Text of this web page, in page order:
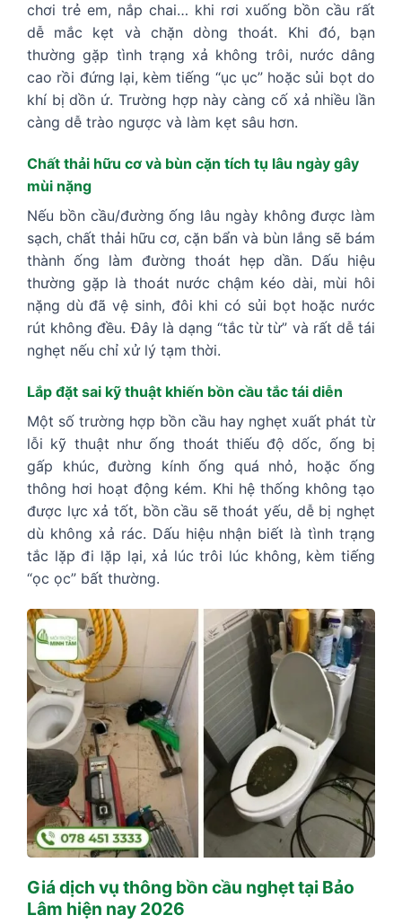
chơi trẻ em, nắp chai… khi rơi xuống bồn cầu rất
dễ mắc kẹt và chặn dòng thoát. Khi đó, bạn
thường gặp tình trạng xả không trôi, nước dâng
cao rồi đứng lại, kèm tiếng “ục ục” hoặc sủi bọt do
khí bị dồn ứ. Trường hợp này càng cố xả nhiều lần
càng dễ trào ngược và làm kẹt sâu hơn.
Chất thải hữu cơ và bùn cặn tích tụ lâu ngày gây
mùi nặng
Nếu bồn cầu/đường ống lâu ngày không được làm
sạch, chất thải hữu cơ, cặn bẩn và bùn lắng sẽ bám
thành ống làm đường thoát hẹp dần. Dấu hiệu
thường gặp là thoát nước chậm kéo dài, mùi hôi
nặng dù đã vệ sinh, đôi khi có sủi bọt hoặc nước
rút không đều. Đây là dạng “tắc từ từ” và rất dễ tái
nghẹt nếu chỉ xử lý tạm thời.
Lắp đặt sai kỹ thuật khiến bồn cầu tắc tái diễn
Một số trường hợp bồn cầu hay nghẹt xuất phát từ
lỗi kỹ thuật như ống thoát thiếu độ dốc, ống bị
gấp khúc, đường kính ống quá nhỏ, hoặc ống
thông hơi hoạt động kém. Khi hệ thống không tạo
được lực xả tốt, bồn cầu sẽ thoát yếu, dễ bị nghẹt
dù không xả rác. Dấu hiệu nhận biết là tình trạng
tắc lặp đi lặp lại, xả lúc trôi lúc không, kèm tiếng
“ọc ọc” bất thường.
Giá dịch vụ thông bồn cầu nghẹt tại Bảo
Lâm hiện nay 2026